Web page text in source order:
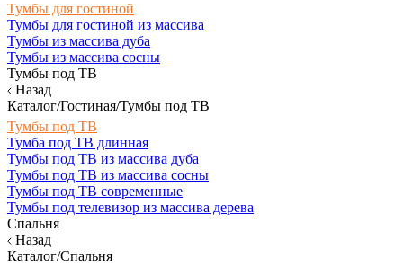
Тумбы для гостиной
Тумбы для гостиной из массива
Тумбы из массива дуба
Тумбы из массива сосны
Тумбы под ТВ
Назад
Каталог/Гостиная/Тумбы под ТВ
Тумбы под ТВ
Тумба под ТВ длинная
Тумбы под ТВ из массива дуба
Тумбы под ТВ из массива сосны
Тумбы под ТВ современные
Тумбы под телевизор из массива дерева
Спальня
Назад
Каталог/Спальня